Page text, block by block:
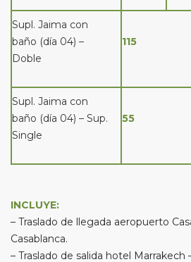
Supl. Jaima con
baño (día 04) –
Doble
115
Supl. Jaima con
baño (día 04) – Sup.
Single
55
INCLUYE:
– Traslado de llegada aeropuerto
Casablanca.
– Traslado de salida hotel Marrakech